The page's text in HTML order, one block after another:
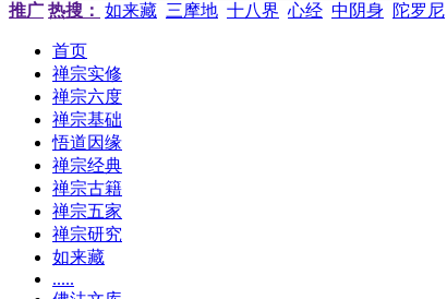
推广 热搜： 如来藏 三摩地 十八界 心经 中阴身 陀罗尼
首页
禅宗实修
禅宗六度
禅宗基础
悟道因缘
禅宗经典
禅宗古籍
禅宗五家
禅宗研究
如来藏
.....